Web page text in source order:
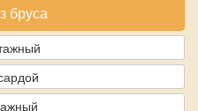
бруса